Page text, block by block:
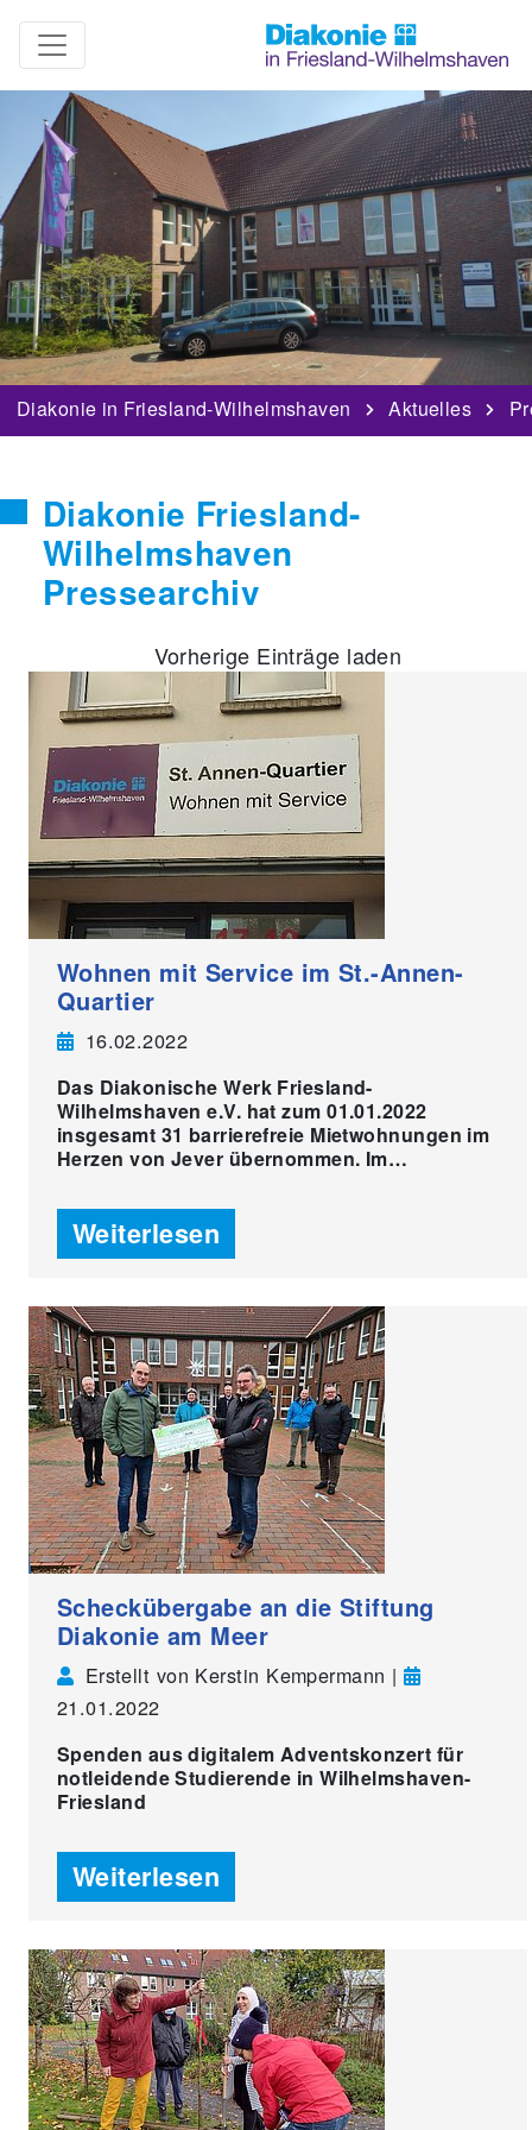
Diakonie in Friesland-Wilhelmshaven Aktuelles
Diakonie Friesland-
Wilhelmshaven
Pressearchiv
Vorherige Einträge laden
Wohnen mit Service im St.-Annen-
Quartier
16.02.2022
Das Diakonische Werk Friesland-
Wilhelmshaven e.V. hat zum 01.01.2022
insgesamt 31 barrierefreie Mietwohnungen im
Herzen von Jever übernommen. Im…
Weiterlesen
Scheckübergabe an die Stiftung
Diakonie am Meer
Erstellt von Kerstin Kempermann |
21.01.2022
Spenden aus digitalem Adventskonzert für
notleidende Studierende in Wilhelmshaven-
Friesland
Weiterlesen